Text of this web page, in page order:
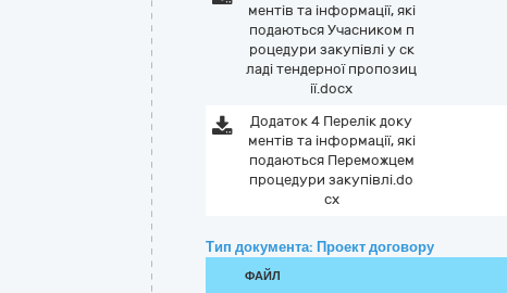
ментів та інформації, які
подаються Учасником п
роцедури закупівлі у ск
ладі тендерної пропозиц
ії.docx
Додаток 4 Перелік доку
ментів та інформації, які
подаються Переможцем
процедури закупівлі.do
cx
Тип документа: Проект договору
ФАЙЛ